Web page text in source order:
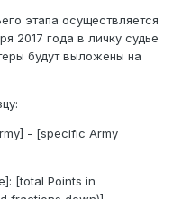
этапа осуществляется
2017 года в личку судье
будут выложены на
- [specific Army
[total Points in